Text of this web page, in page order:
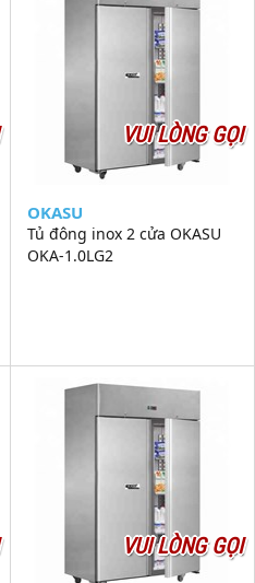
VUI LÒNG GỌI
OKASU
Tủ đông inox 2 cửa OKASU
OKA-1.0LG2
VUI LÒNG GỌI